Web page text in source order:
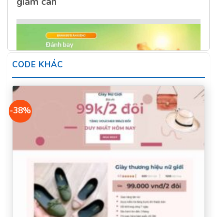
Theme WordPress Landing page bánh giảm cân
CODE KHÁC
-38%